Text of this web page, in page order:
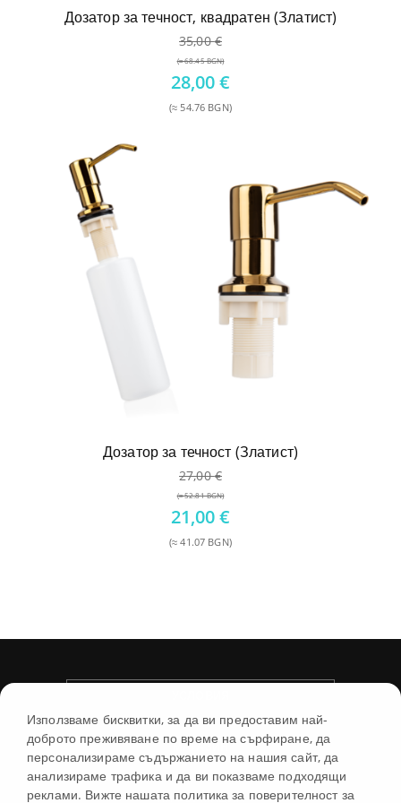
Дозатор за течност, квадратен (Златист)
35,00€
(≈ 68.45 BGN)
Original
price
was:
28,00€
(≈ 54.76 BGN)
28,00 €.
Дозатор за течност (Златист)
27,00€
(≈ 52.81 BGN)
Original
price
was:
21,00€
(≈ 41.07 BGN)
МАГАЗИН
ИНФОРМАЦИЯ
Използваме бисквитки, за да ви предоставим най-
доброто преживяване по време на сърфиране, да
персонализираме съдържанието на нашия сайт, да
анализираме трафика и да ви показваме подходящи
реклами. Вижте нашата политика за поверителност за